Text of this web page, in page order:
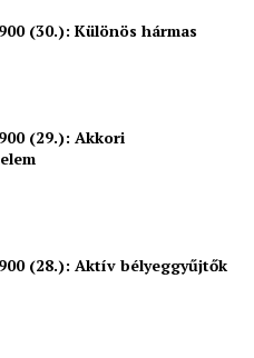
(30.): Különös hármas
(29.): Akkori
(28.): Aktív bélyeggyűjtők